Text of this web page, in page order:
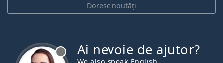
Doresc noutăți
Ai nevoie de ajutor?